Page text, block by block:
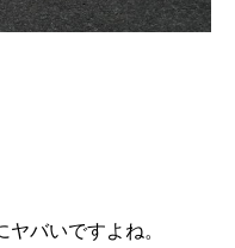
バいですよね。